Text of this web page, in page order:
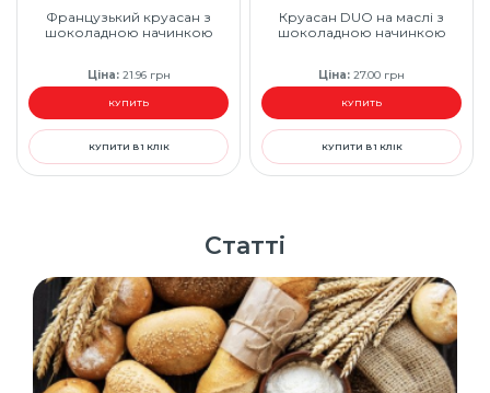
Французький круасан з
шоколадною начинкою
Ціна:21.96 грн
КУПИТЬ
КУПИТИ В 1 КЛІК
Круасан DUO на маслі з
шоколадною начинкою
Ціна: 27.00 грн
КУПИТЬ
КУПИТИ В 1 КЛІК
Статті